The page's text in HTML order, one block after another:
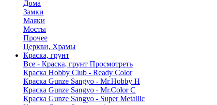
Дома
Замки
Маяки
Мосты
Прочее
Церкви, Храмы
Краска, грунт
Все - Краска, грунт Просмотреть
Краска Hobby Club - Ready Color
Краска Gunze Sangyo - Mr.Hobby H
Краска Gunze Sangyo - Mr.Color C
Краска Gunze Sangyo - Super Metallic